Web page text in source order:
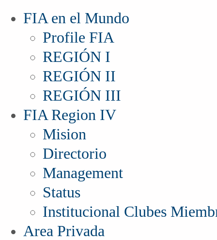
FIA en el Mundo
Profile FIA
REGIÓN I
REGIÓN II
REGIÓN III
FIA Region IV
Mision
Directorio
Management
Status
Institucional Clubes
Area Privada